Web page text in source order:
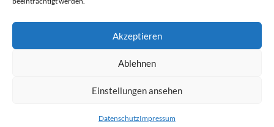
Akzeptieren
Ablehnen
Einstellungen ansehen
DatenschutzImpressum
MyWebstage.de.